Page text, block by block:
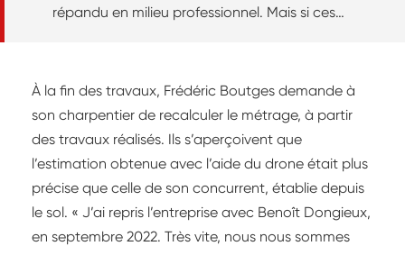
répandu en milieu professionnel. Mais si ces
sécurisées ?
À la fin des travaux, Frédéric Boutges demande à
son charpentier de recalculer le métrage, à partir
des travaux réalisés. Ils s’aperçoivent que
l’estimation obtenue avec l’aide du drone était plus
précise que celle de son concurrent, établie depuis
le sol. « J’ai repris l’entreprise avec Benoît Dongieux,
en septembre 2022. Très vite, nous nous sommes